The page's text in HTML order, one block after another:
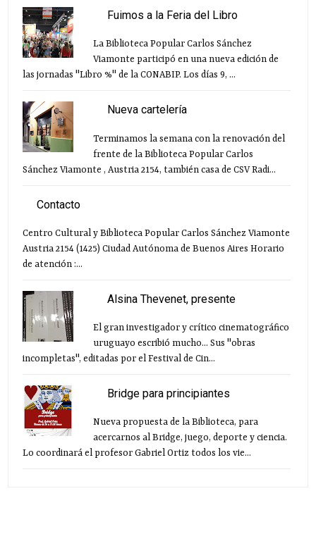
Fuimos a la Feria del Libro
La Biblioteca Popular Carlos Sánchez
Viamonte participó en una nueva edición de
las jornadas "Libro %" de la CONABIP. Los días 9, ...
Nueva cartelería
Terminamos la semana con la renovación del
frente de la Biblioteca Popular Carlos
Sánchez Viamonte , Austria 2154, también casa de CSV Radi...
Contacto
Centro Cultural y Biblioteca Popular Carlos Sánchez Viamonte
Austria 2154 (1425) Ciudad Autónoma de Buenos Aires Horario
de atención :...
Alsina Thevenet, presente
El gran investigador y crítico cinematográfico
uruguayo escribió mucho... Sus "obras
incompletas", editadas por el Festival de Cin...
Bridge para principiantes
Nueva propuesta de la Biblioteca, para
acercarnos al Bridge, juego, deporte y ciencia.
Lo coordinará el profesor Gabriel Ortiz todos los vie...